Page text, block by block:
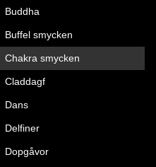
Buddha
Buffel smycken
Chakra smycken
Claddagf
Dans
Delfiner
Dopgåvor